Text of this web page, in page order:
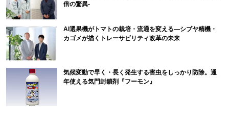
倍の驚異-
AI選果機がトマトの栽培・流通を変える―シブヤ精機・
カゴメが描くトレーサビリティ改革の未来
気候変動で早く・長く発生する害虫をしっかり防除。通
年使える気門封鎖剤『フーモン』